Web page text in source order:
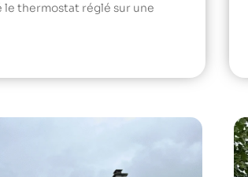
thermostat réglé sur une